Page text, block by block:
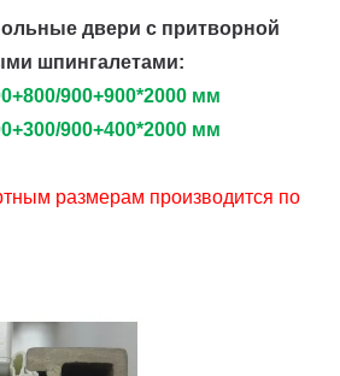
двери с притворной
шпингалетами:
900+900*2000 мм
900+400*2000 мм
размерам производится по